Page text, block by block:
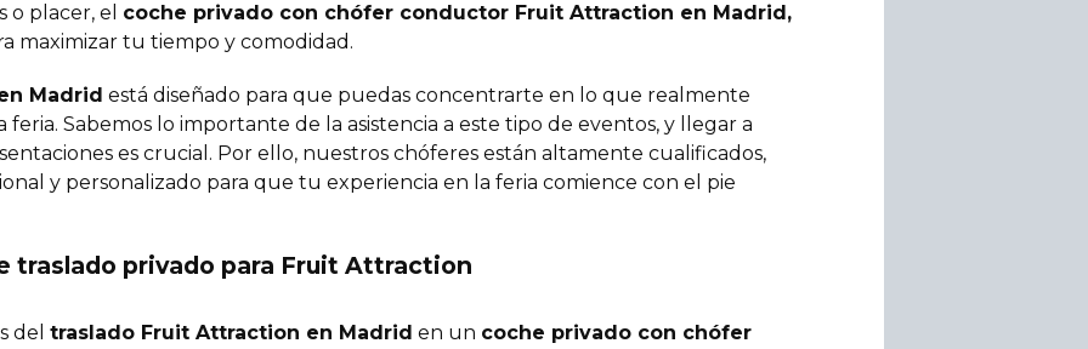
o placer, el coche privado con chófer conductor Fruit Attraction en Madrid,
maximizar tu tiempo y comodidad.
Madrid está diseñado para que puedas concentrarte en lo que realmente
Sabemos lo importante de la asistencia a este tipo de eventos, y llegar a
es crucial. Por ello, nuestros chóferes están altamente cualificados,
y personalizado para que tu experiencia en la feria comience con el pie
traslado privado para Fruit Attraction
del traslado Fruit Attraction en Madrid en un coche privado con chófer